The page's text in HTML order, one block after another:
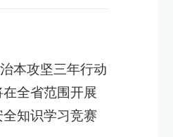
本攻坚三年行动
全省范围开展
知识学习竞赛